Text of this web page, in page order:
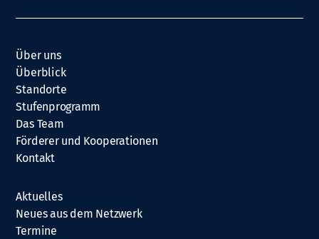
Über uns
Überblick
Standorte
Stufenprogramm
Das Team
Förderer und Kooperationen
Kontakt
Aktuelles
Neues aus dem Netzwerk
Termine